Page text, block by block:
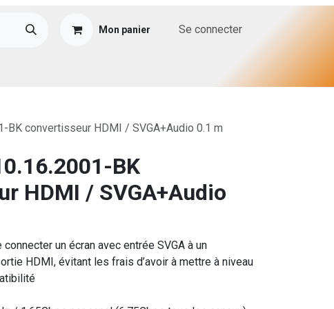
Mon panier Se connecter
BK convertisseur HDMI / SVGA+Audio 0.1 m
BK
HDMI / SVGA+Audio
un écran avec entrée SVGA à un
HDMI, évitant les frais d’avoir à mettre à niveau